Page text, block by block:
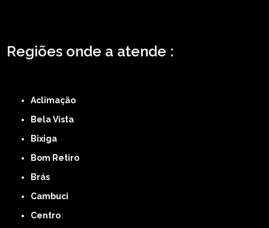
Regiões onde a atende :
Aclimação
Bela Vista
Bixiga
Bom Retiro
Brás
Cambuci
Centro